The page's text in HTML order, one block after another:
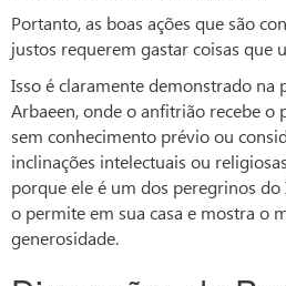
Portanto, as boas ações que são
justos requerem gastar coisas que
Isso é claramente demonstrado na
Arbaeen, onde o anfitrião recebe o
sem conhecimento prévio ou
inclinações intelectuais ou
porque ele é um dos peregrinos do
o permite em sua casa e mostra o
generosidade.